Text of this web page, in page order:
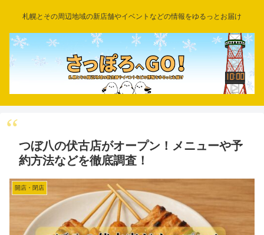
札幌とその周辺地域の新店舗やイベントなどの情報をゆるっとお届け
つぼ八の伏古店がオープン！メニューや予
約方法などを徹底調査！
開店・閉店